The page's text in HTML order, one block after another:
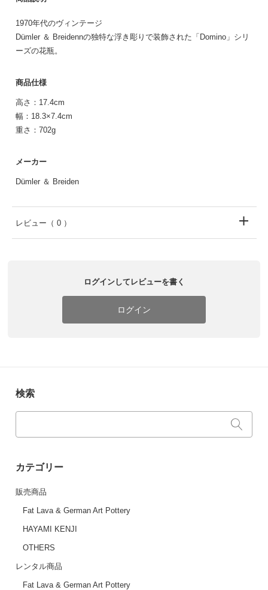
1970年代のヴィンテージ
Dümler ＆ Breidennの独特な浮き彫りで装飾された「Domino」シリ
ーズの花瓶。
商品仕様
高さ：17.4cm
幅：18.3×7.4cm
重さ：702g
メーカー
Dümler ＆ Breiden
レビュー （ 0 ）
ログインしてレビューを書く
ログイン
検索
カテゴリー
販売商品
Fat Lava & German Art Pottery
HAYAMI KENJI
OTHERS
レンタル商品
Fat Lava & German Art Pottery